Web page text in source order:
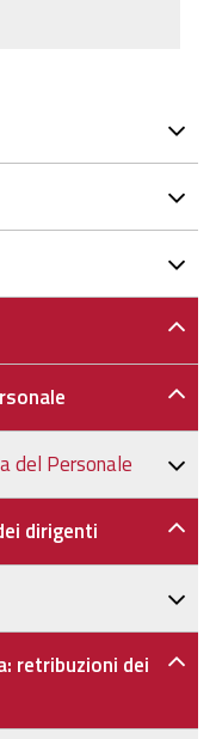
del Personale
dirigenti
retribuzioni dei